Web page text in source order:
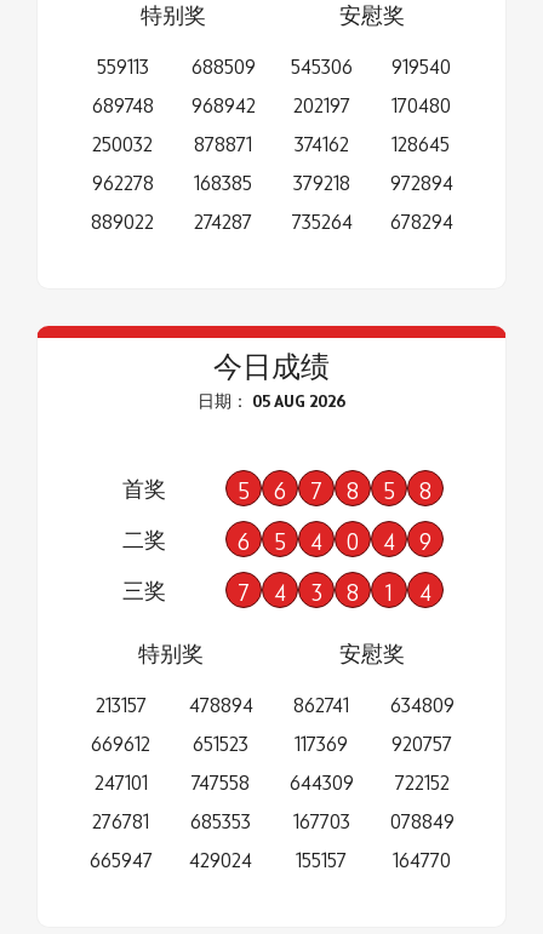
特别奖
559113
689748
250032
962278
889022
688509
968942
878871
168385
274287
安慰奖
545306
202197
374162
379218
735264
919540
170480
128645
972894
678294
今日成绩
日期： 05 AUG 2026
首奖 5 6 7 8 5 8
二奖 6 5 4 0 4 9
三奖 7 4 3 8 1 4
特别奖
213157
669612
247101
276781
665947
478894
651523
747558
685353
429024
安慰奖
862741
117369
644309
167703
155157
634809
920757
722152
078849
164770